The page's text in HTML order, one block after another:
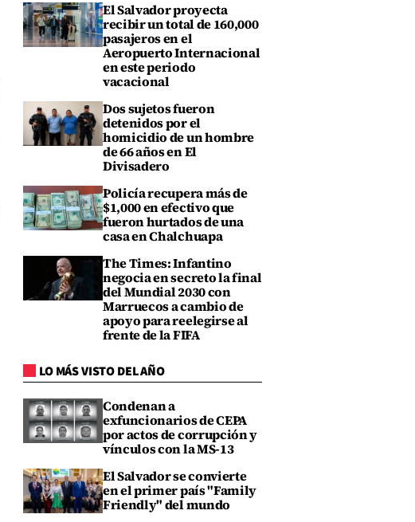
El Salvador proyecta
recibir un total de 160,000
pasajeros en el
Aeropuerto Internacional
en este periodo
vacacional
Dos sujetos fueron
detenidos por el
homicidio de un hombre
de 66 años en El
Divisadero
Policía recupera más de
$1,000 en efectivo que
fueron hurtados de una
casa en Chalchuapa
The Times: Infantino
negocia en secreto la final
del Mundial 2030 con
Marruecos a cambio de
apoyo para reelegirse al
frente de la FIFA
LO MÁS VISTO DEL AÑO
Condenan a
exfuncionarios de CEPA
por actos de corrupción y
vínculos con la MS-13
El Salvador se convierte
en el primer país "Family
Friendly" del mundo